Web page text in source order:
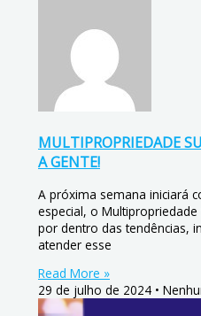
MULTIPROPRIEDADE
A GENTE!
A próxima semana iniciará
especial, o
por dentro das tendências,
atender esse
Read More »
29 de julho de 2024